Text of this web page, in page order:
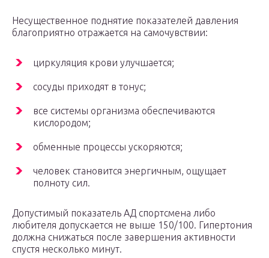
Несущественное поднятие показателей давления
благоприятно отражается на самочувствии:
циркуляция крови улучшается;
сосуды приходят в тонус;
все системы организма обеспечиваются
кислородом;
обменные процессы ускоряются;
человек становится энергичным, ощущает
полноту сил.
Допустимый показатель АД спортсмена либо
любителя допускается не выше 150/100. Гипертония
должна снижаться после завершения активности
спустя несколько минут.